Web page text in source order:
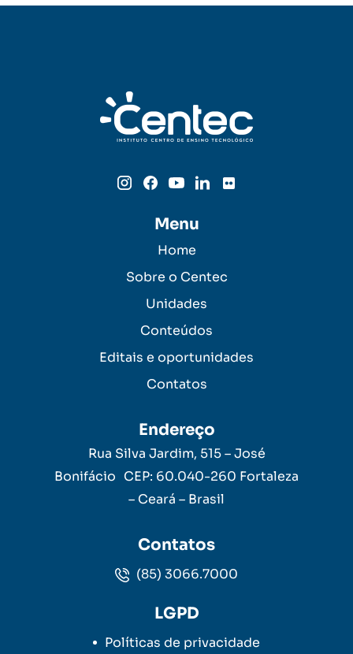
Menu
Home
Sobre o Centec
Unidades
Conteúdos
Editais e oportunidades
Contatos
Endereço
Rua Silva Jardim, 515 – José
Bonifácio CEP: 60.040-260 Fortaleza
– Ceará – Brasil
Contatos
(85) 3066.7000
LGPD
Políticas de privacidade